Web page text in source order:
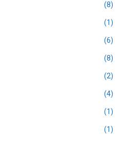
(8)
(1)
(6)
(8)
(2)
(4)
(1)
(1)